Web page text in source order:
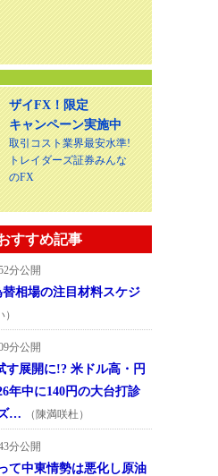
ザイFX！限定
キャンペーン実施中
取引コスト業界最安水準!
トレイダーズ証券みんな
のFX
すすめ記事
分公開
替相場の注目材料スケジ
分公開
す展開に!? 米ドル高・円
年中に140円の大台打診
…
（陳満咲杜）
分公開
て中東情勢は悪化し原油